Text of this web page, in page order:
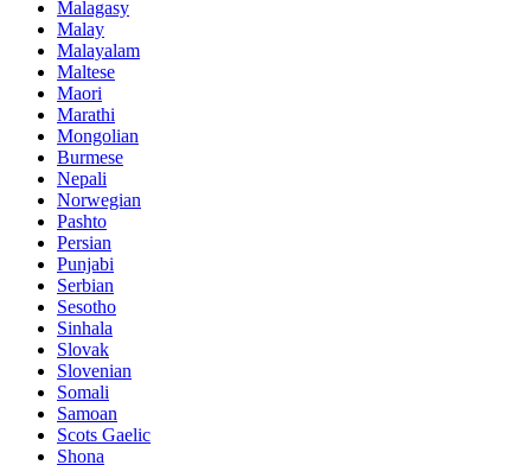
Malagasy
Malay
Malayalam
Maltese
Maori
Marathi
Mongolian
Burmese
Nepali
Norwegian
Pashto
Persian
Punjabi
Serbian
Sesotho
Sinhala
Slovak
Slovenian
Somali
Samoan
Scots Gaelic
Shona